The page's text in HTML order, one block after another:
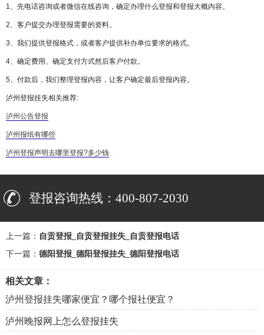
1、先电话咨询或者微信在线咨询，确定办理什么登报和登报大概内容。
2、客户提交办理登报需要的资料。
3、我们提供登报格式，或者客户提供补办单位要求的格式。
4、确定费用、确定支付方式然后客户付款。
5、付款后，我们整理登报内容，让客户确定最后登报内容。
泸州登报挂失相关推荐:
泸州公告登报
泸州报纸有哪些
泸州登报声明去哪里登报?多少钱
登报咨询热线：400-807-2030
上一篇： 自贡登报_自贡登报挂失_自贡登报电话
下一篇： 德阳登报_德阳登报挂失_德阳登报电话
相关文章：
泸州登报挂失哪家便宜？哪个报社便宜？
泸州晚报网上怎么登报挂失